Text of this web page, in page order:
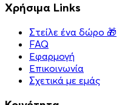
Χρήσιμα Links
Στείλε ένα δώρο 🎁
FAQ
Εφαρμογή
Επικοινωνία
Σχετικά με εμάς